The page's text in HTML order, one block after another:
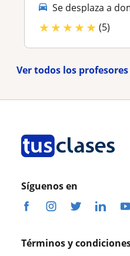
Se desplaza a
★★★★★ (5)
Ver todos los
Síguenos en
Términos y